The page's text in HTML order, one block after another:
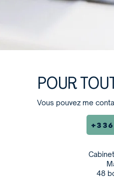
POUR
Vous pouvez me
48